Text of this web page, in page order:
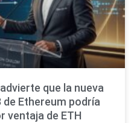
que la nueva
Ethereum podría
ventaja de ETH